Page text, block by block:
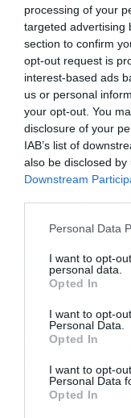
processing of your
targeted advertising
section to confirm
opt-out request is
interest-based ads
us or personal
your opt-out. You
disclosure of your
IAB’s list of
also be disclosed
Downstream
Personal Data
I want to opt-
personal data.
Opted In
I want to opt-
Personal Data.
Opted In
I want to opt-
Personal Data
Opted In
Στο τελικό
μεταφέρθηκε
εγκαταστάθηκε
απαραίτητες
(Site Acceptance
Newsγια
ενημέρωση!
SABO